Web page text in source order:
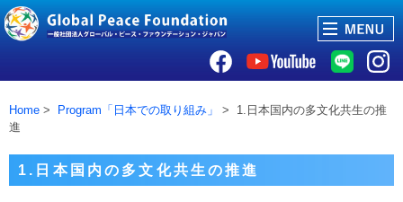
Home > Program「日本での取り組み」
> 1.日本国内の多文化共生の推
進
1.日本国内の多文化共生の推進